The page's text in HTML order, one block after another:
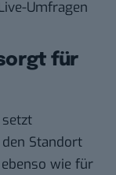
Umfragen
für
Standort
wie für